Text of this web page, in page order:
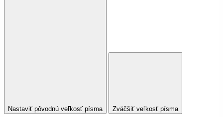
Nastaviť pôvodnú veľkosť písma Zväčšiť veľkosť písma